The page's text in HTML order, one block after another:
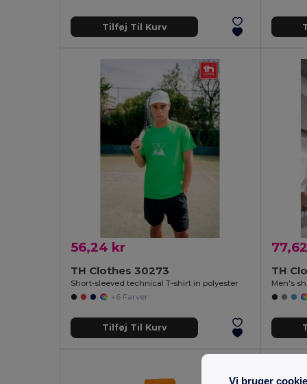
Tilføj Til Kurv
56,24 kr
TH Clothes 30273
Short-sleeved technical T-shirt in polyester
+6 Farver
Tilføj Til Kurv
TH
Men's
Vi bruger